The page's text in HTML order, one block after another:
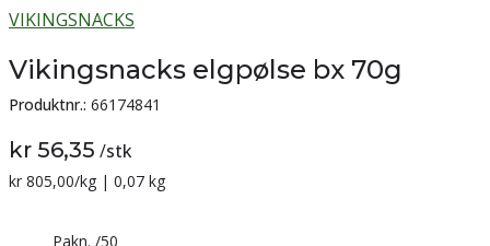
VIKINGSNACKS
Vikingsnacks elgpølse bx 70g
Produktnr.: 66174841
kr 56,35 /stk
Sammenligning pris:
kr 805,00/kg | 0,07 kg
Pakn. /50